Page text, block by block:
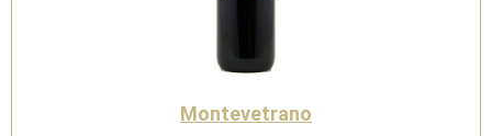
Montevetrano